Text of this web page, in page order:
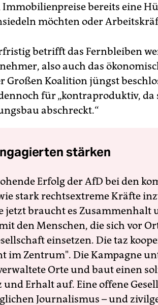
bereits eine
möchten oder
betrifft das Fernbleiben
also auch das
Großen Koalition jüngst
für „kontraproduktiv,
abschreckt.“
stärken
Erfolg der AfD bei den
stark rechtsextreme Kräfte
jetzt braucht es
den Menschen, die sich vor
einsetzen. Die taz
im Zentrum". Die Kampagne
Orte und baut einen
und Erhalt auf. Eine offene
Journalismus – und